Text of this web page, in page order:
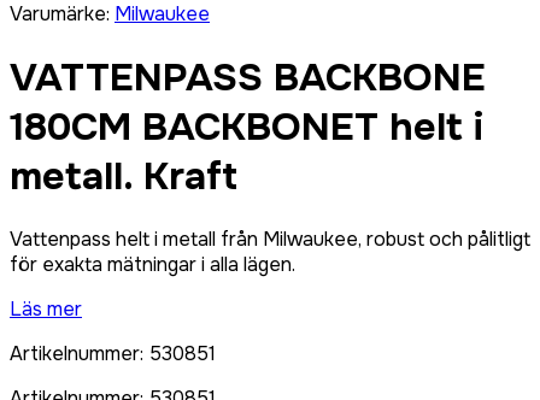
Varumärke: Milwaukee
VATTENPASS BACKBONE
180CM BACKBONET helt i
metall. Kraft
Vattenpass helt i metall från Milwaukee, robust och pålitligt
för exakta mätningar i alla lägen.
Läs mer
Artikelnummer: 530851